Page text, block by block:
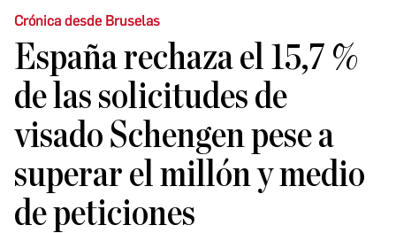
Crónica desde Bruselas
España rechaza el 15,7 %
de las solicitudes de
visado Schengen pese a
superar el millón y medio
de peticiones